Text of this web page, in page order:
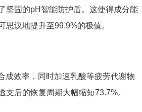
坚固的pH智能防护盾。这使得成分能
议地提升至99.9%的极值。
效率，同时加速乳酸等疲劳代谢物
后的恢复周期大幅缩短73.7%。